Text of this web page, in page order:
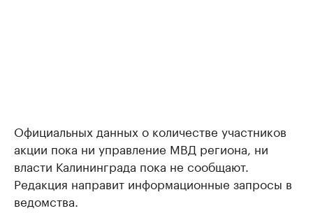
Официальных данных о количестве участников
акции пока ни управление МВД региона, ни
власти Калининграда пока не сообщают.
Редакция направит информационные запросы в
ведомства.